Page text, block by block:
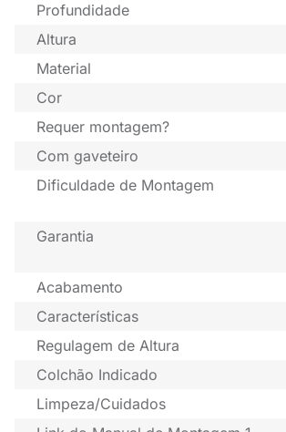
Profundidade
Altura
Material
Cor
Requer montagem?
Com gaveteiro
Dificuldade de Montagem
Garantia
Acabamento
Características
Regulagem de Altura
Colchão Indicado
Limpeza/Cuidados